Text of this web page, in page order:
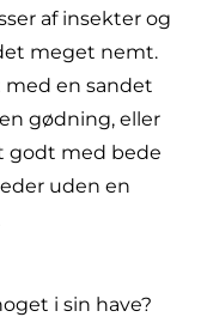
af insekter og
meget nemt.
med en sandet
gødning, eller
godt med bede
uden en
i sin have?